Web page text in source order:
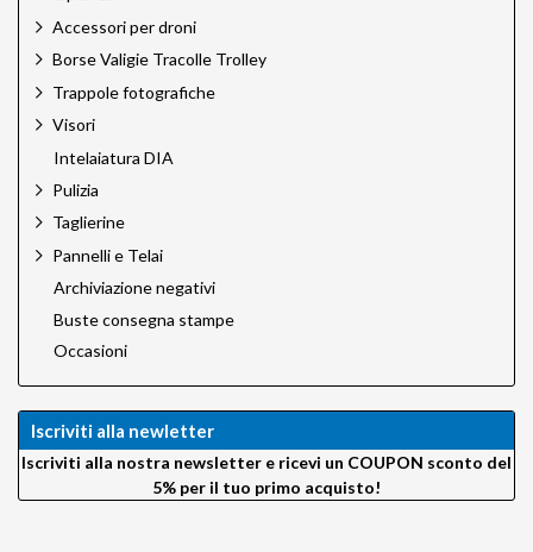
Accessori per droni
Borse Valigie Tracolle Trolley
Trappole fotografiche
Visori
Intelaiatura DIA
Pulizia
Taglierine
Pannelli e Telai
Archiviazione negativi
Buste consegna stampe
Occasioni
Iscriviti alla newletter
Iscriviti alla nostra newsletter e ricevi un COUPON sconto del
5% per il tuo primo acquisto!